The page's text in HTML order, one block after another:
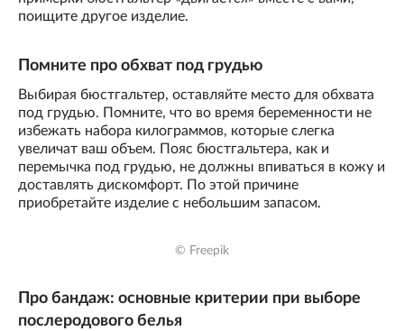
поищите другое изделие.
Помните про обхват под грудью
Выбирая бюстгальтер, оставляйте место для обхвата
под грудью. Помните, что во время беременности не
избежать набора килограммов, которые слегка
увеличат ваш объем. Пояс бюстгальтера, как и
перемычка под грудью, не должны впиваться в кожу и
доставлять дискомфорт. По этой причине
приобретайте изделие с небольшим запасом.
© Freepik
Про бандаж: основные критерии при выборе
послеродового белья